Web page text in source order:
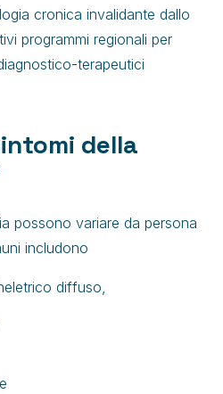
cronica invalidante dallo
programmi regionali per
terapeutici
della
possono variare da persona
includono
diffuso,